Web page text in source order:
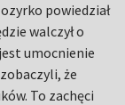
powiedział
walczył o
umocnienie
że
To zachęci